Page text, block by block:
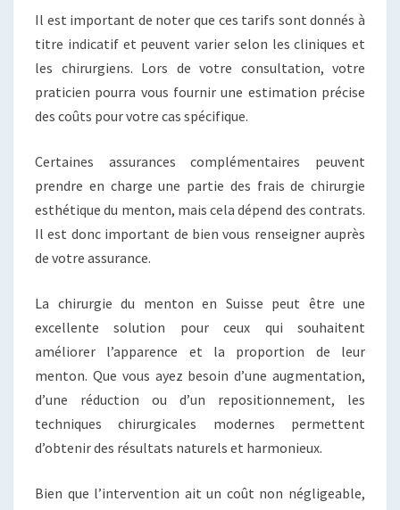
Il est important de noter que ces tarifs sont donnés à
titre indicatif et peuvent varier selon les cliniques et
les chirurgiens. Lors de votre consultation, votre
praticien pourra vous fournir une estimation précise
des coûts pour votre cas spécifique.
Certaines assurances complémentaires peuvent
prendre en charge une partie des frais de chirurgie
esthétique du menton, mais cela dépend des contrats.
Il est donc important de bien vous renseigner auprès
de votre assurance.
La chirurgie du menton en Suisse peut être une
excellente solution pour ceux qui souhaitent
améliorer l’apparence et la proportion de leur
menton. Que vous ayez besoin d’une augmentation,
d’une réduction ou d’un repositionnement, les
techniques chirurgicales modernes permettent
d’obtenir des résultats naturels et harmonieux.
Bien que l’intervention ait un coût non négligeable,